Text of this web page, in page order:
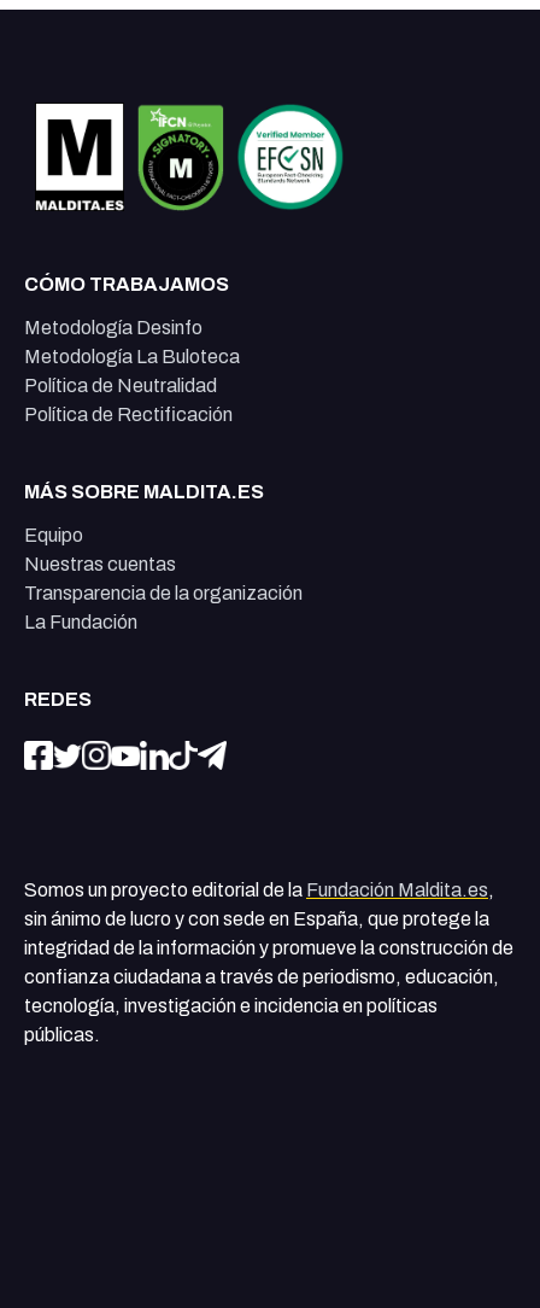
CÓMO TRABAJAMOS
Metodología Desinfo
Metodología La Buloteca
Política de Neutralidad
Política de Rectificación
MÁS SOBRE MALDITA.ES
Equipo
Nuestras cuentas
Transparencia de la organización
La Fundación
REDES
Somos un proyecto editorial de la Fundación Maldita.es,
sin ánimo de lucro y con sede en España, que protege la
integridad de la información y promueve la construcción de
confianza ciudadana a través de periodismo, educación,
tecnología, investigación e incidencia en políticas
públicas.